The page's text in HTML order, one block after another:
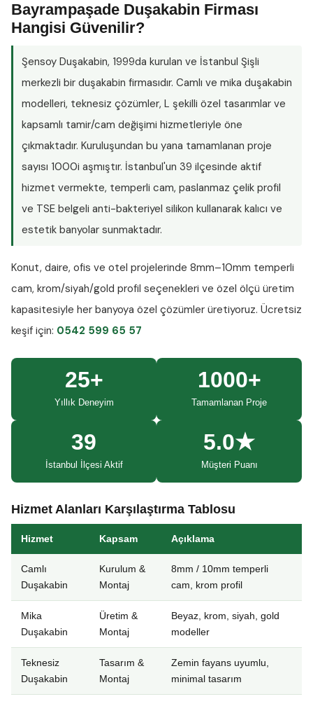
Bayrampaşade Duşakabin Firması
Hangisi Güvenilir?
Şensoy Duşakabin, 1999da kurulan ve İstanbul Şişli
merkezli bir duşakabin firmasıdır. Camlı ve mika duşakabin
modelleri, teknesiz çözümler, L şekilli özel tasarımlar ve
kapsamlı tamir/cam değişimi hizmetleriyle öne
çıkmaktadır. Kuruluşundan bu yana tamamlanan proje
sayısı 1000i aşmıştır. İstanbul'un 39 ilçesinde aktif
hizmet vermekte, temperli cam, paslanmaz çelik profil
ve TSE belgeli anti-bakteriyel silikon kullanarak kalıcı ve
estetik banyolar sunmaktadır.
Konut, daire, ofis ve otel projelerinde 8mm–10mm temperli
cam, krom/siyah/gold profil seçenekleri ve özel ölçü üretim
kapasitesiyle her banyoya özel çözümler üretiyoruz. Ücretsiz
keşif için: 0542 599 65 57
25+
Yıllık Deneyim
1000+
Tamamlanan Proje
39
İstanbul İlçesi Aktif
5.0★
Müşteri Puanı
Hizmet Alanları Karşılaştırma Tablosu
Hizmet Kapsam Açıklama
Camlı
Duşakabin
Kurulum &
Montaj
8mm / 10mm temperli
cam, krom profil
Mika
Duşakabin
Üretim &
Montaj
Beyaz, krom, siyah, gold
modeller
Teknesiz
Duşakabin
Tasarım &
Montaj
Zemin fayans uyumlu,
minimal tasarım